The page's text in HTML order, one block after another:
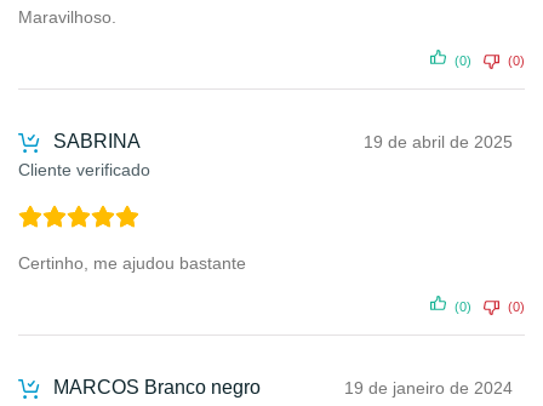
Maravilhoso.
(0) (0)
SABRINA
Cliente verificado
19 de abril de 2025
Certinho, me ajudou bastante
(0) (0)
MARCOS Branco negro 19 de janeiro de 2024